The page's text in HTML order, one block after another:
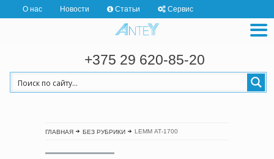
О нас Новости Статьи Сервис
+375 29 620-85-20
ГЛАВНАЯ БЕЗ РУБРИКИ LEMM АТ-1700